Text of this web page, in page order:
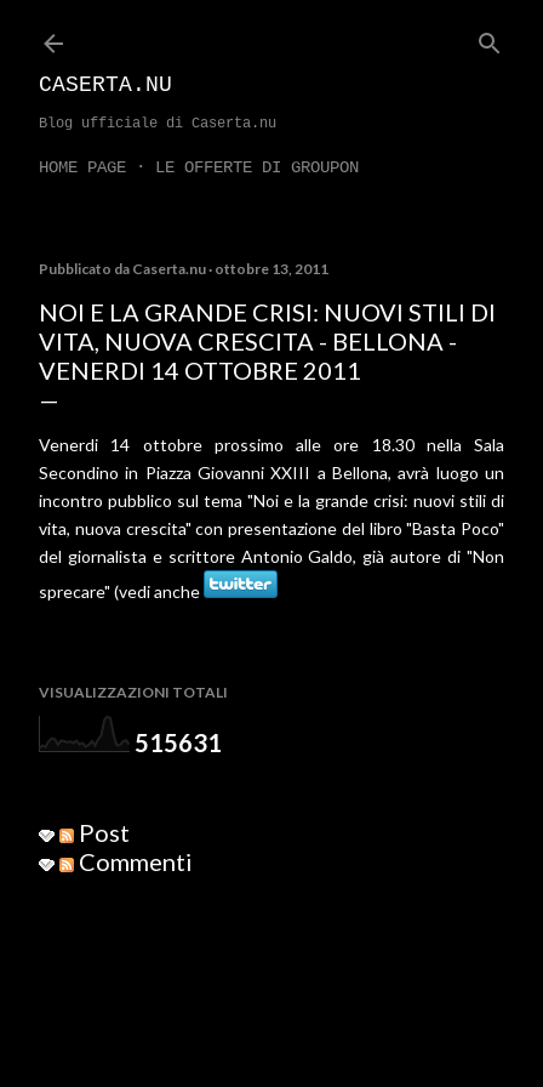
CASERTA.NU
Blog ufficiale di Caserta.nu
HOME PAGE LE OFFERTE DI GROUPON
Pubblicato da Caserta.nu ottobre 13, 2011
NOI E LA GRANDE CRISI: NUOVI STILI DI
VITA, NUOVA CRESCITA - BELLONA -
VENERDI 14 OTTOBRE 2011
Venerdi 14 ottobre prossimo alle ore 18.30 nella Sala
Secondino in Piazza Giovanni XXIII a Bellona, avrà luogo un
incontro pubblico sul tema "Noi e la grande crisi: nuovi stili di
vita, nuova crescita" con presentazione del libro "Basta Poco"
del giornalista e scrittore Antonio Galdo, già autore di "Non
sprecare" (vedi anche
VISUALIZZAZIONI TOTALI
515631
Post
Commenti